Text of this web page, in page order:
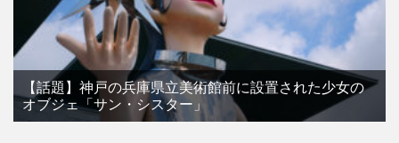
【話題】神戸の兵庫県立美術館前に設置された少女の
オブジェ「サン・シスター」